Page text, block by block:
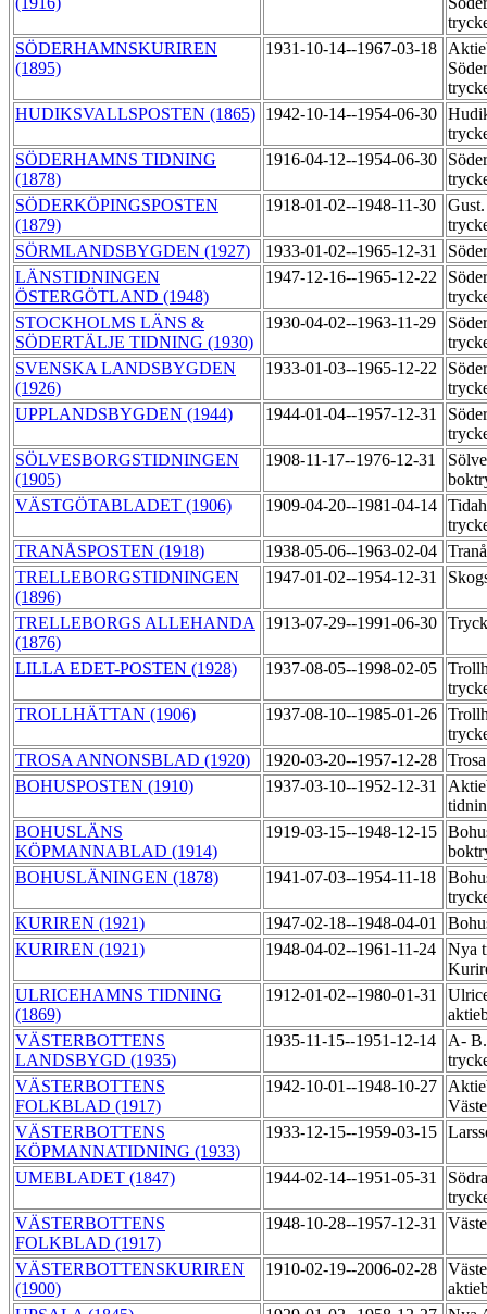
SÖDERHAMNSKURIREN
(1895)
1931-10-14--1967-03-18
HUDIKSVALLSPOSTEN (1865) 1942-10-14--1954-06-30
SÖDERHAMNS TIDNING
(1878)
1916-04-12--1954-06-30
SÖDERKÖPINGSPOSTEN
(1879)
1918-01-02--1948-11-30
SÖRMLANDSBYGDEN (1927)
1933-01-02--1965-12-31
LÄNSTIDNINGEN
ÖSTERGÖTLAND (1948)
1947-12-16--1965-12-22
STOCKHOLMS LÄNS &
SÖDERTÄLJE TIDNING (1930)
1930-04-02--1963-11-29
SVENSKA LANDSBYGDEN
(1926)
1933-01-03--1965-12-22
UPPLANDSBYGDEN (1944)
1944-01-04--1957-12-31
SÖLVESBORGSTIDNINGEN
(1905)
1908-11-17--1976-12-31
VÄSTGÖTABLADET (1906)
1909-04-20--1981-04-14
TRANÅSPOSTEN (1918)
1938-05-06--1963-02-04
TRELLEBORGSTIDNINGEN
(1896)
1947-01-02--1954-12-31
TRELLEBORGS ALLEHANDA
(1876)
1913-07-29--1991-06-30
LILLA EDET-POSTEN (1928) 1937-08-05--1998-02-05
TROLLHÄTTAN (1906)
1937-08-10--1985-01-26
TROSA ANNONSBLAD (1920)
1920-03-20--1957-12-28
BOHUSPOSTEN (1910)
1937-03-10--1952-12-31
BOHUSLÄNS
KÖPMANNABLAD (1914)
1919-03-15--1948-12-15
BOHUSLÄNINGEN (1878)
1941-07-03--1954-11-18
KURIREN (1921)
1947-02-18--1948-04-01
KURIREN (1921)
1948-04-02--1961-11-24
Nya
ULRICEHAMNS TIDNING
(1869)
1912-01-02--1980-01-31
VÄSTERBOTTENS
LANDSBYGD (1935)
1935-11-15--1951-12-14
A-
VÄSTERBOTTENS
FOLKBLAD (1917)
1942-10-01--1948-10-27
VÄSTERBOTTENS
KÖPMANNATIDNING (1933)
1933-12-15--1959-03-15
UMEBLADET (1847) 1944-02-14--1951-05-31
VÄSTERBOTTENS
FOLKBLAD (1917)
1948-10-28--1957-12-31
VÄSTERBOTTENSKURIREN
(1900)
1910-02-19--2006-02-28